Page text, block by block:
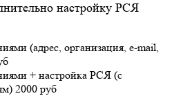
настройку РСЯ
(адрес, организация, e-mail,
+ настройка РСЯ (с
2000 руб